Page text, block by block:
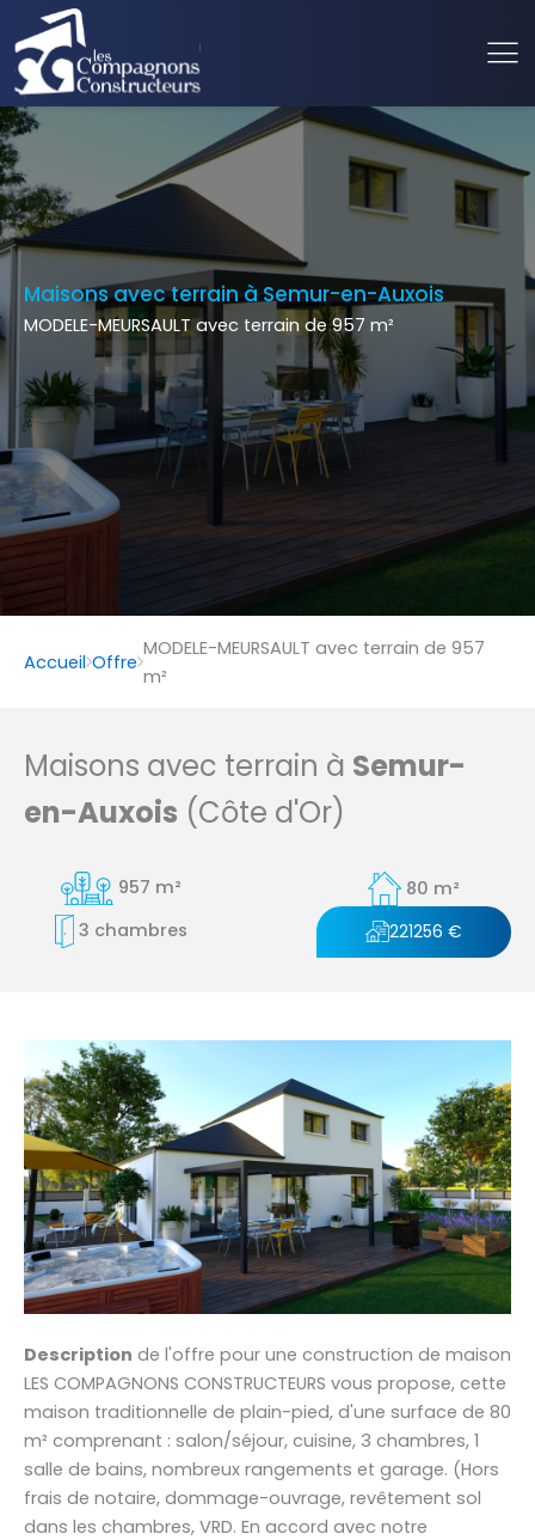
Maisons avec terrain à Semur-en-Auxois
MODELE-MEURSAULT avec terrain de 957 m²
Accueil Offre
MODELE-MEURSAULT avec terrain de 957
m²
Maisons avec terrain à Semur-
en-Auxois (Côte d'Or)
957 m²
80 m²
3 chambres
221256 €
Description de l'offre pour une construction de maison
LES COMPAGNONS CONSTRUCTEURS vous propose, cette
maison traditionnelle de plain-pied, d'une surface de 80
m² comprenant : salon/séjour, cuisine, 3 chambres, 1
salle de bains, nombreux rangements et garage. (Hors
frais de notaire, dommage-ouvrage, revêtement sol
dans les chambres, VRD. En accord avec notre